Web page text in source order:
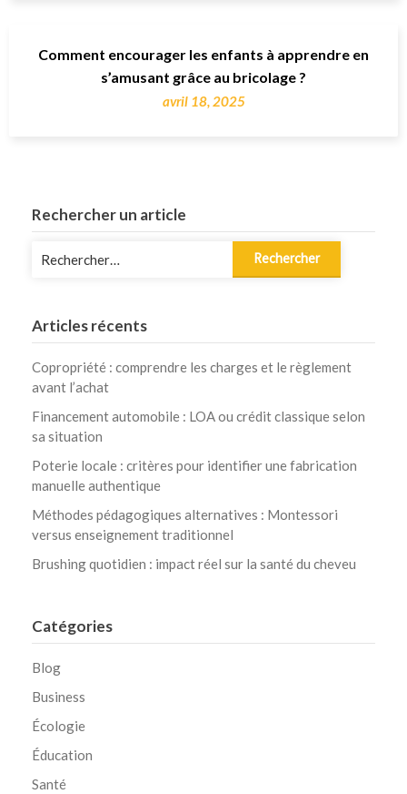
Comment encourager les enfants à apprendre en
s’amusant grâce au bricolage ?
avril 18, 2025
Rechercher un article
Articles récents
Copropriété : comprendre les charges et le règlement
avant l’achat
Financement automobile : LOA ou crédit classique selon
sa situation
Poterie locale : critères pour identifier une fabrication
manuelle authentique
Méthodes pédagogiques alternatives : Montessori
versus enseignement traditionnel
Brushing quotidien : impact réel sur la santé du cheveu
Catégories
Blog
Business
Écologie
Éducation
Santé